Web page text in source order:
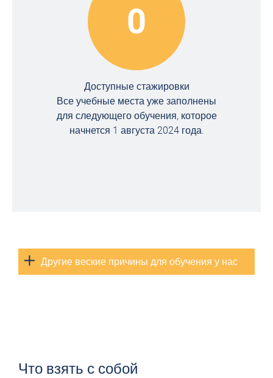
0
Доступные стажировки
Все учебные места уже заполнены
для следующего обучения, которое
начнется 1 августа 2024 года.
Другие веские причины для обучения у нас
Что взять с собой